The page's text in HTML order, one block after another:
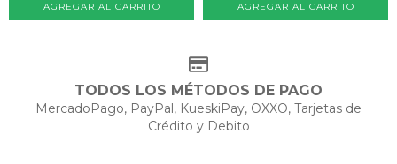
TODOS LOS MÉTODOS DE PAGO
MercadoPago, PayPal, KueskiPay, OXXO, Tarjetas de
Crédito y Debito